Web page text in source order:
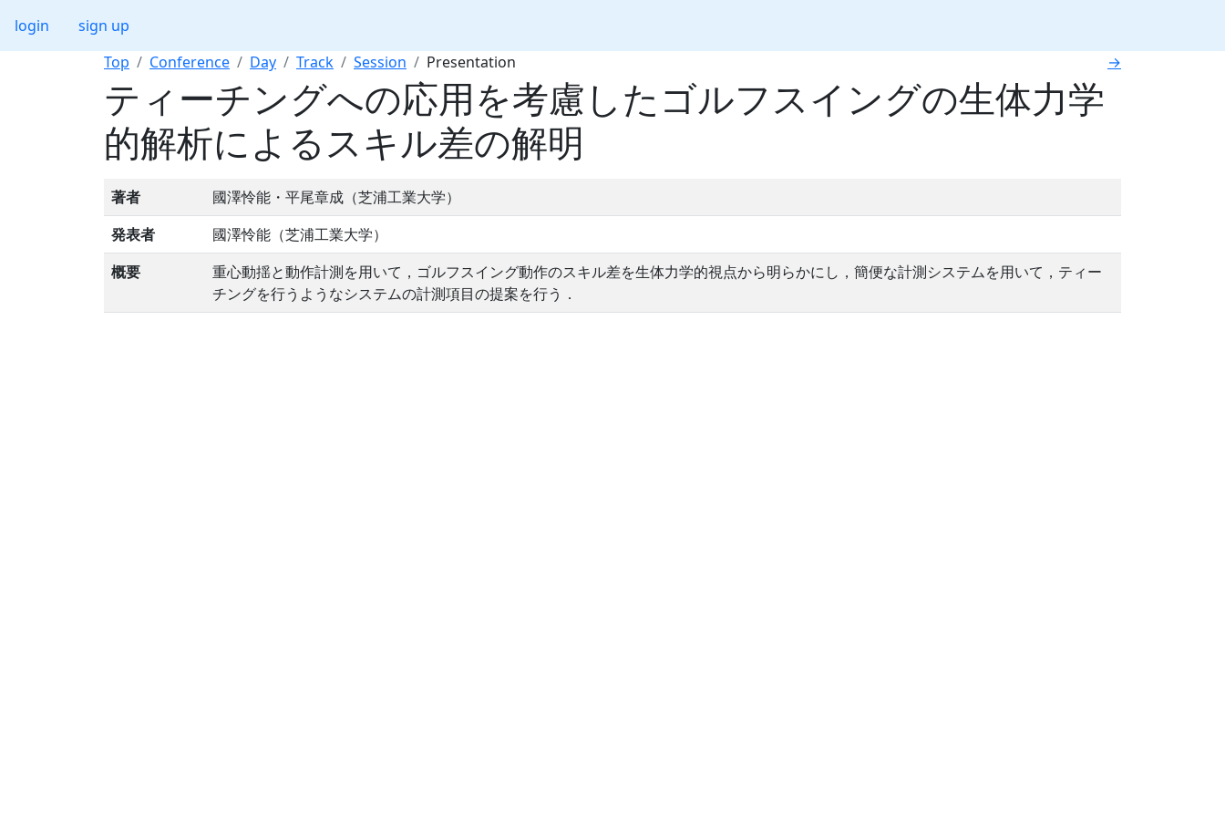
login
sign up
→
Top Conference Day Track Session Presentation
ティーチングへの応用を考慮したゴルフスイングの生体力学
的解析によるスキル差の解明
著者
國澤怜能・平尾章成（芝浦工業大学）
発表者
國澤怜能（芝浦工業大学）
概要
重心動揺と動作計測を用いて，ゴルフスイング動作のスキル差を生体力学的視点から明らかにし，簡便な計測システムを用いて，ティー
チングを行うようなシステムの計測項目の提案を行う．